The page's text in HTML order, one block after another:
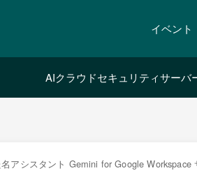
イベント
AIクラウドセキュリティサーバ
アシスタント Gemini for Google Workspace